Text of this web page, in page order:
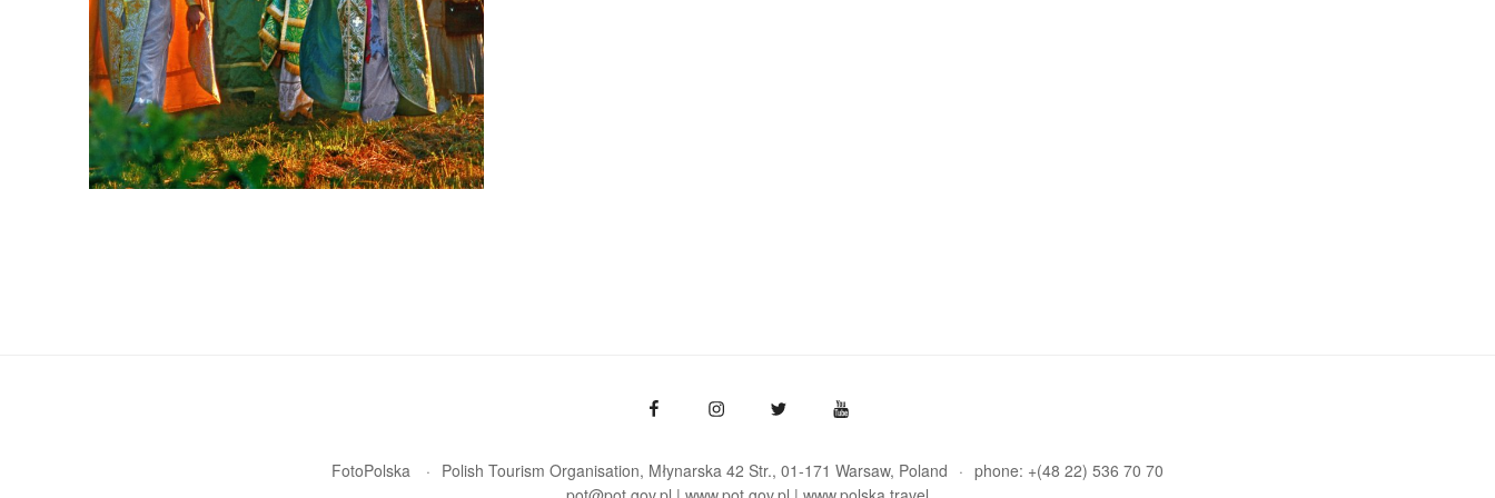
FotoPolska Polish Tourism Organisation, Młynarska 42 Str., 01-171 Warsaw Poland
phone: +(48 22) 536 70 70